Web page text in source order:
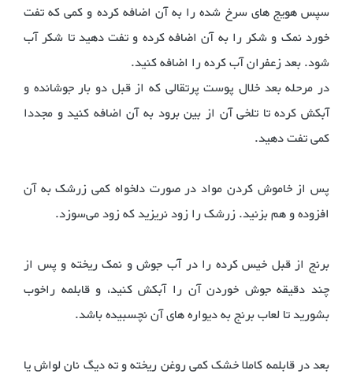
سپس هویج های سرخ شده را به آن اضافه کرده و کمی که تفت
خورد نمک و شکر را به آن اضافه کرده و تفت دهید تا شکر آب
شود. بعد زعفران آب کرده را اضافه کنید.
در مرحله بعد خلال پوست پرتقالی که از قبل دو بار جوشانده و
آبکش کرده تا تلخی آن از بین برود به آن اضافه کنید و مجددا
کمی تفت دهید.
پس از خاموش کردن مواد در صورت دلخواه کمی زرشک به آن
افزوده و هم بزنید. زرشک را زود نریزید که زود می‌سوزد.
برنج از قبل خیس کرده را در آب جوش و نمک ریخته و پس از
چند دقیقه جوش خوردن آن را آبکش کنید، و قابلمه راخوب
بشورید تا لعاب برنج به دیواره های آن نچسبیده باشد.
بعد در قابلمه کاملا خشک کمی روغن ریخته و ته دیگ نان لواش یا